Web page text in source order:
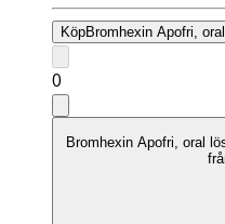
KöpBromhexin Apofri,
0
Bromhexin Apofri, oral